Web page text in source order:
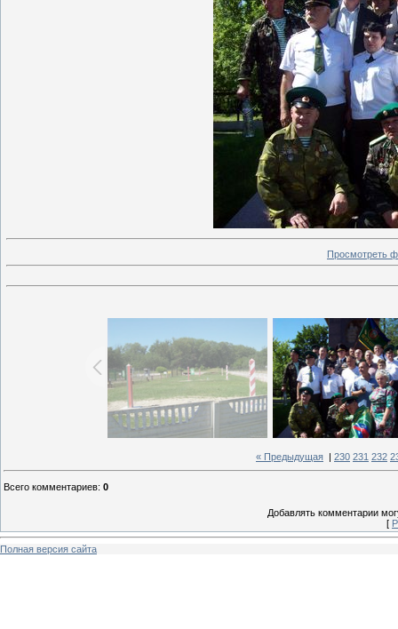
Просмотреть
« Предыдущая 230 231 232
Всего комментариев: 0
Добавлять комментарии
[
Полная версия сайта